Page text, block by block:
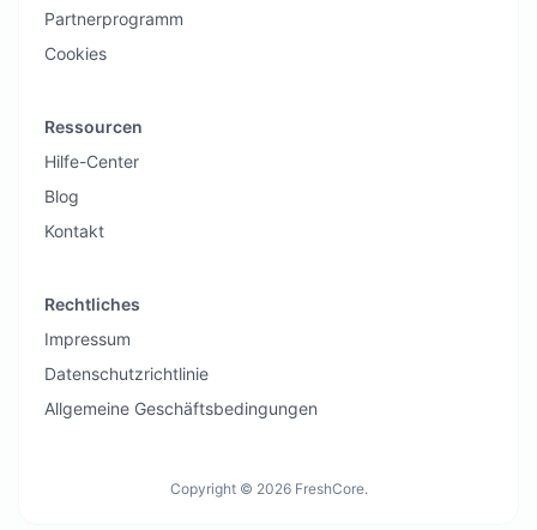
Partnerprogramm
Cookies
Ressourcen
Hilfe-Center
Blog
Kontakt
Rechtliches
Impressum
Datenschutzrichtlinie
Allgemeine Geschäftsbedingungen
Copyright © 2026 FreshCore.